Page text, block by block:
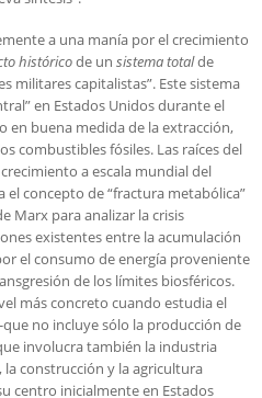
a una manía por el crecimiento
históricode un sistema totalde
militares capitalistas”. Este sistema
en Estados Unidos durante el
en buena medida de la extracción,
combustibles fósiles. Las raíces del
a escala mundial del
el concepto de “fractura metabólica”
Marx para analizar la crisis
existentes entre la acumulación
el consumo de energía proveniente
de los límites biosféricos.
más concreto cuando estudia el
no incluye sólo la producción de
involucra también la industria
construcción y la agricultura
centro inicialmente en Estados